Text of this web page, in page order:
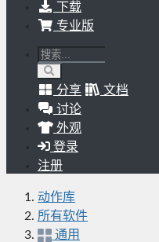
下载
专业版
分享
文档
讨论
外观
登录
注册
动作库
所有软件
通用